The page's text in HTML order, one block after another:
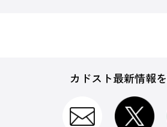
カドスト最新情報